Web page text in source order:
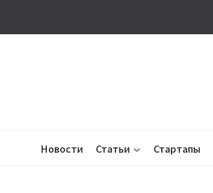
Новости Статьи Стартапы